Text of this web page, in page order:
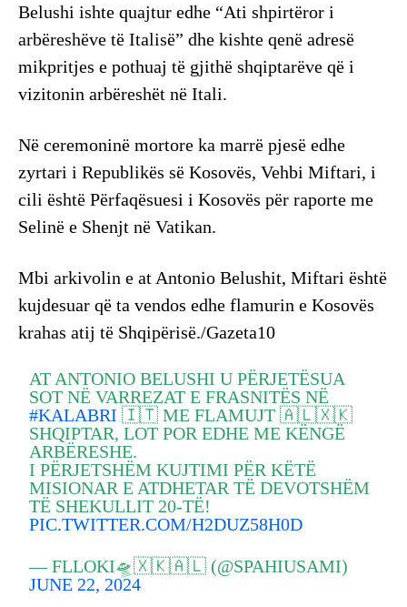
Belushi ishte quajtur edhe “Ati shpirtëror i
arbëreshëve të Italisë” dhe kishte qenë adresë
mikpritjes e pothuaj të gjithë shqiptarëve që i
vizitonin arbëreshët në Itali.
Në ceremoninë mortore ka marrë pjesë edhe
zyrtari i Republikës së Kosovës, Vehbi Miftari, i
cili është Përfaqësuesi i Kosovës për raporte me
Selinë e Shenjt në Vatikan.
Mbi arkivolin e at Antonio Belushit, Miftari është
kujdesuar që ta vendos edhe flamurin e Kosovës
krahas atij të Shqipërisë./Gazeta10
AT ANTONIO BELUSHI U PËRJETËSUA
SOT NË VARREZAT E FRASNITËS NË
#KALABRI 🇮🇹 ME FLAMUJT 🇦🇱🇽🇰
SHQIPTAR, LOT POR EDHE ME KËNGË
ARBËRESHE.
I PËRJETSHËM KUJTIMI PËR KËTË
MISIONAR E ATDHETAR TË DEVOTSHËM
TË SHEKULLIT 20-TË!
PIC.TWITTER.COM/H2DUZ58H0D
— FLLOKI🛸🇽🇰🇦🇱 (@SPAHIUSAMI)
JUNE 22, 2024